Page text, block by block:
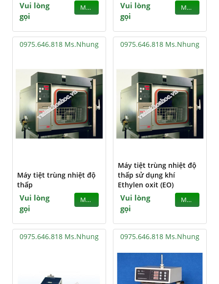
Vui lòng
gọi
MUA
Vui lòng
gọi
MUA
0975.646.818 Ms.Nhung
Máy tiệt trùng nhiệt độ
thấp
Vui lòng
gọi
MUA
0975.646.818 Ms.Nhung
Máy tiệt trùng nhiệt độ
thấp sử dụng khí
Ethylen oxit (EO)
Vui lòng
gọi
MUA
0975.646.818 Ms.Nhung 0975.646.818 Ms.Nhung